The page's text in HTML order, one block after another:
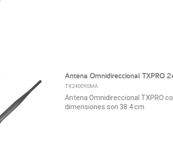
Antena Omnidireccional TXPRO
TX24009SMA
Antena Omnidireccional TXPRO
dimensiones son 38.4 cm.